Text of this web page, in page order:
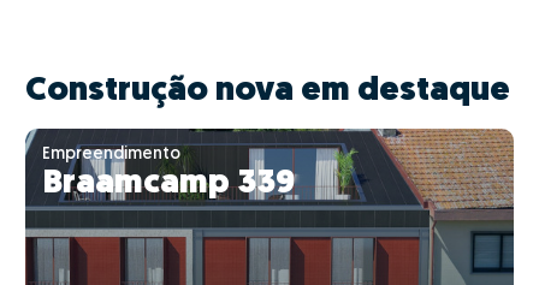
Construção nova em destaque
Empreendimento
Braamcamp 339